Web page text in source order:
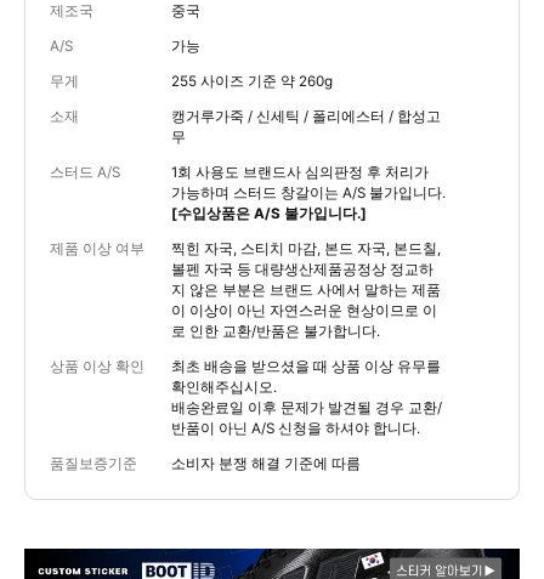
제조국 중국
A/S 가능
무게 255 사이즈 기준 약 260g
소재
캥거루가죽 / 신세틱 / 폴리에스터 / 합성고
무
스터드 A/S
1회 사용도 브랜드사 심의판정 후 처리가
가능하며 스터드 창갈이는 A/S 불가입니다.
[수입상품은 A/S 불가입니다.]
제품 이상 여부
찍힌 자국, 스티치 마감, 본드 자국, 본드칠,
볼펜 자국 등 대량생산제품공정상 정교하
지 않은 부분은 브랜드 사에서 말하는 제품
이 이상이 아닌 자연스러운 현상이므로 이
로 인한 교환/반품은 불가합니다.
상품 이상 확인
최초 배송을 받으셨을 때 상품 이상 유무를
확인해주십시오.
배송완료일 이후 문제가 발견될 경우 교환/
반품이 아닌 A/S 신청을 하셔야 합니다.
품질보증기준 소비자 분쟁 해결 기준에 따름